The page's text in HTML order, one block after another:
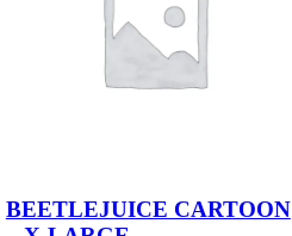
BEETLEJUICE CARTOON